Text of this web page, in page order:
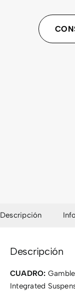
Descripción
Descripción
CUADRO:
Integrated